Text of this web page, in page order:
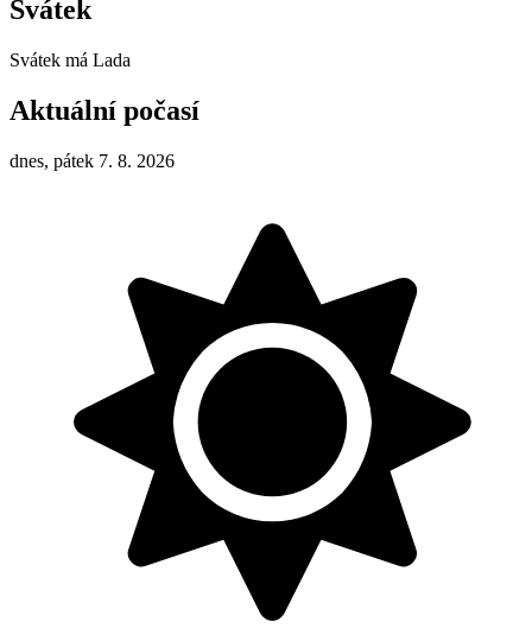
Svátek
Svátek má Lada
Aktuální počasí
dnes, pátek 7. 8. 2026